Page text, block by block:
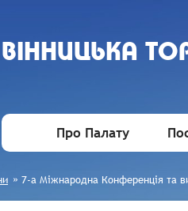
ВIННИЦЬКА
Про Палату
» 7-а Міжнародна Конференція та